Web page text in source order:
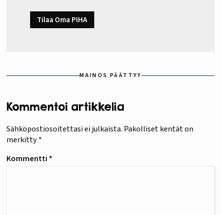
Tilaa Oma PIHA
MAINOS PÄÄTTYY
Kommentoi artikkelia
Sähköpostiosoitettasi ei julkaista. Pakolliset kentät on
merkitty*
Kommentti *